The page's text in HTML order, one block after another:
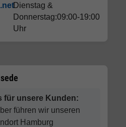
Dienstag &
Donnerstag:09:00-19:00
Uhr
für unsere Kunden:
führen wir unseren
Hamburg